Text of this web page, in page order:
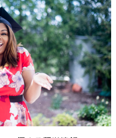
まってきますね。日本で快適に過
な機…